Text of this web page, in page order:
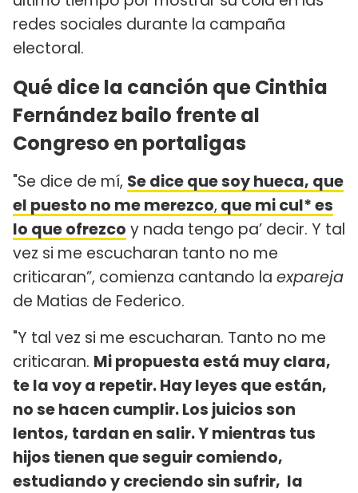
redes sociales durante la campaña
electoral.
Qué dice la canción que Cinthia
Fernández bailo frente al
Congreso en portaligas
"Se dice de mí, Se dice que soy hueca, que
el puesto no me merezco, que mi cul* es
lo que ofrezco y nada tengo pa’ decir. Y tal
vez si me escucharan tanto no me
criticaran”, comienza cantando la expareja
de Matias de Federico.
"​Y tal vez si me escucharan. Tanto no me
criticaran. Mi propuesta está muy clara,
te la voy a repetir. Hay leyes que están,
no se hacen cumplir. Los juicios son
lentos, tardan en salir. Y mientras tus
hijos tienen que seguir comiendo,
estudiando y creciendo sin sufrir, la